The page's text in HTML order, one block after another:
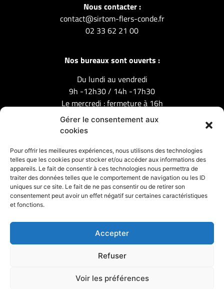
Gérer le consentement aux
cookies
Pour offrir les meilleures expériences, nous utilisons des technologies
telles que les cookies pour stocker et/ou accéder aux informations des
appareils. Le fait de consentir à ces technologies nous permettra de
traiter des données telles que le comportement de navigation ou les ID
uniques sur ce site. Le fait de ne pas consentir ou de retirer son
consentement peut avoir un effet négatif sur certaines caractéristiques
et fonctions.
Accepter
Refuser
Voir les préférences
Nous contacter :
contact@sirtom-flers-conde.fr
02 33 62 21 00
Nos bureaux sont ouverts :
Du lundi au vendredi
9h -12h30 / 14h -17h30
Le mercredi : fermeture à 16h
Mentions légales
Nos partenaires :